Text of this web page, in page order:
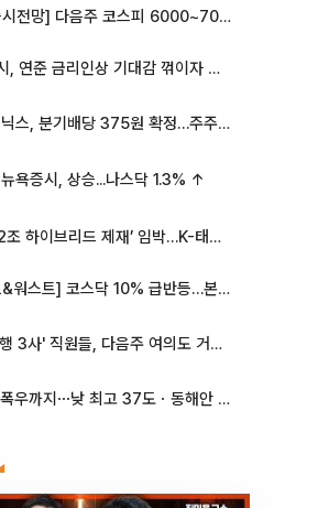
[주간증시전망] 다음주 코스피 6000~7000⋯“外人 수급은 정책이 변수”
뉴욕증시, 연준 금리인상 기대감 꺾이자 상승...S&P500 사상 최고치 [종합]
SK하이닉스, 분기배당 375원 확정…주주환원책 9월로 앞당겨 발표
뉴욕증시, 상승...나스닥 1.3% ↑
美 ‘232조 하이브리드 제재’ 임박…K-태양광, 불확실성 털고 날개 다나
[베스트&워스트] 코스닥 10% 급반등…본느, 최대주주 변경 기대에 270% 폭등
'국책은행 3사' 직원들, 다음주 여의도 거리 나서는 까닭은
폭염에 폭우까지⋯낮 최고 37도ㆍ동해안 강한 비 [날씨]